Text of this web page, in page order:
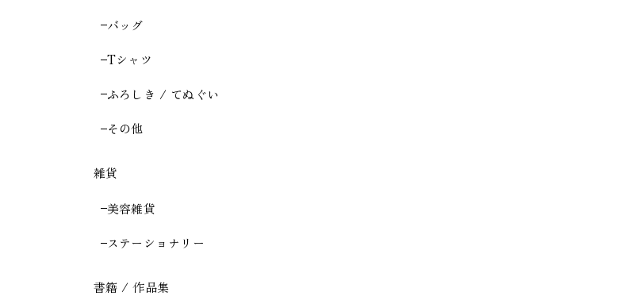
バッグ
Tシャツ
ふろしき / てぬぐい
その他
雑貨
美容雑貨
ステーショナリー
書籍 / 作品集